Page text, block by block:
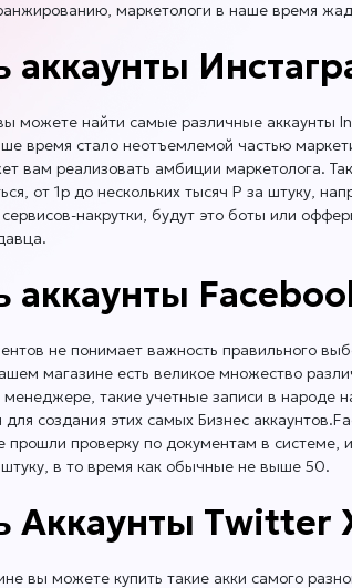
маркетологи в наше время
аккаунты
можете найти самые различные аккаунты
время стало неотъемлемой частью
вам реализовать амбиции маркетолога.
от 1р до нескольких тысяч Р за штуку,
накрутки, будут это боты или
аккаунты
не понимает важность правильного
магазине есть великое множество
такие учетные записи в народе
для создания этих самых Бизнес
прошли проверку по документам в
в то время как обычные не выше 50.
Аккаунты Twitter
вы можете купить такие акки самого